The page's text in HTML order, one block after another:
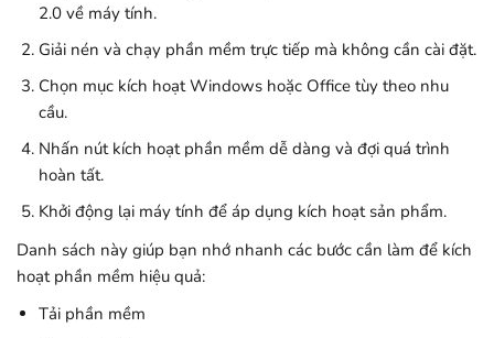
2.0 về máy tính.
Giải nén và chạy phần mềm trực tiếp mà không cần cài đặt.
Chọn mục kích hoạt Windows hoặc Office tùy theo nhu
cầu.
Nhấn nút kích hoạt phần mềm dễ dàng và đợi quá trình
hoàn tất.
Khởi động lại máy tính để áp dụng kích hoạt sản phẩm.
Danh sách này giúp bạn nhớ nhanh các bước cần làm để kích
hoạt phần mềm hiệu quả:
Tải phần mềm